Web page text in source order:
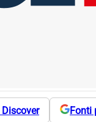
Discover Fonti